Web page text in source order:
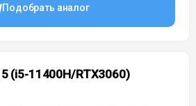
Подобрать аналог
(i5-11400H/RTX3060)